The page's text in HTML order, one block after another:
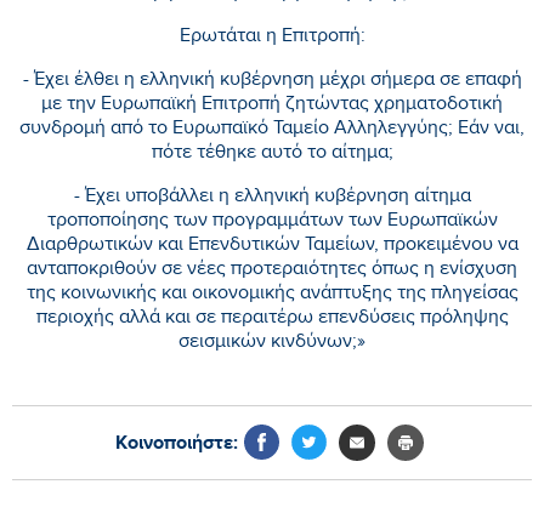
Ερωτάται η Επιτροπή:
- Έχει έλθει η ελληνική κυβέρνηση μέχρι σήμερα σε επαφή
με την Ευρωπαϊκή Επιτροπή ζητώντας χρηματοδοτική
συνδρομή από το Ευρωπαϊκό Ταμείο Αλληλεγγύης; Εάν ναι,
πότε τέθηκε αυτό το αίτημα;
- Έχει υποβάλλει η ελληνική κυβέρνηση αίτημα
τροποποίησης των προγραμμάτων των Ευρωπαϊκών
Διαρθρωτικών και Επενδυτικών Ταμείων, προκειμένου να
ανταποκριθούν σε νέες προτεραιότητες όπως η ενίσχυση
της κοινωνικής και οικονομικής ανάπτυξης της πληγείσας
περιοχής αλλά και σε περαιτέρω επενδύσεις πρόληψης
σεισμικών κινδύνων;»
Κοινοποιήστε: